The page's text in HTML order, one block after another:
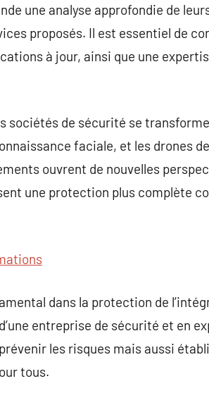
une analyse approfondie de
proposés. Il est essentiel de
à jour, ainsi que une
sociétés de sécurité se
faciale, et les drones
ouvrent de nouvelles
une protection plus complète
dans la protection de
entreprise de sécurité et en
les risques mais aussi
tous.